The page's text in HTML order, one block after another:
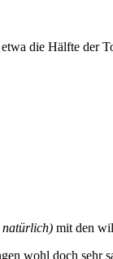
etwa die Hälfte der
natürlich) mit den
wohl doch sehr